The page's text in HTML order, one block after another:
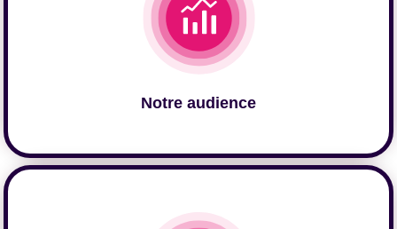
Cliquer ici
Notre audience